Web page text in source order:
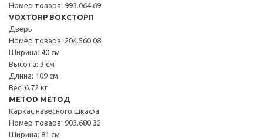
Номер товара: 993.064.69
VOXTORP ВОКСТОРП
Дверь
Номер товара: 204.560.08
Ширина: 40 см
Высота: 3 см
Длина: 109 см
Вес: 6.72 кг
METOD МЕТОД
Каркас навесного шкафа
Номер товара: 903.680.32
Ширина: 81 см